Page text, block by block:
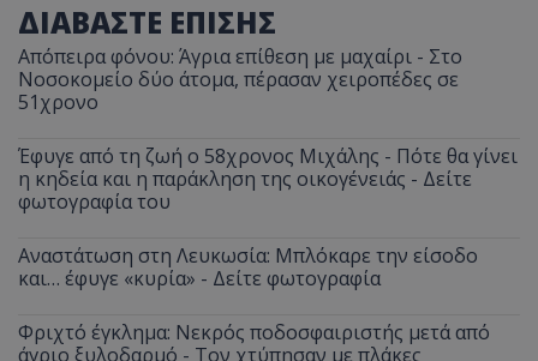
ΔΙΑΒΑΣΤΕ ΕΠΙΣΗΣ
Απόπειρα φόνου: Άγρια επίθεση με μαχαίρι - Στο
Νοσοκομείο δύο άτομα, πέρασαν χειροπέδες σε
51χρονο
Έφυγε από τη ζωή ο 58χρονος Μιχάλης - Πότε θα γίνει
η κηδεία και η παράκληση της οικογένειάς - Δείτε
φωτογραφία του
Αναστάτωση στη Λευκωσία: Μπλόκαρε την είσοδο
και… έφυγε «κυρία» - Δείτε φωτογραφία
Φριχτό έγκλημα: Νεκρός ποδοσφαιριστής μετά από
άγριο ξυλοδαρμό - Τον χτύπησαν με πλάκες